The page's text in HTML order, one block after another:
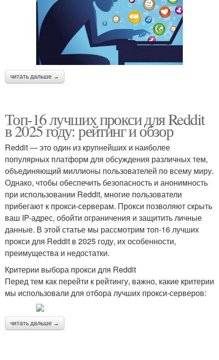
читать дальше →
Топ-16 лучших прокси для Reddit
в 2025 году: рейтинг и обзор
Reddit — это один из крупнейших и наиболее
популярных платформ для обсуждения различных тем,
объединяющий миллионы пользователей по всему миру.
Однако, чтобы обеспечить безопасность и анонимность
при использовании Reddit, многие пользователи
прибегают к прокси-серверам. Прокси позволяют скрыть
ваш IP-адрес, обойти ограничения и защитить личные
данные. В этой статье мы рассмотрим топ-16 лучших
прокси для Reddit в 2025 году, их особенности,
преимущества и недостатки.
Критерии выбора прокси для Reddit
Перед тем как перейти к рейтингу, важно, какие критерии
мы использовали для отбора лучших прокси-серверов:
читать дальше →